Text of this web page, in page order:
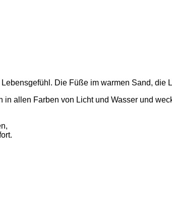
Die Füße im warmen Sand,
allen Farben von Licht und Wasser und